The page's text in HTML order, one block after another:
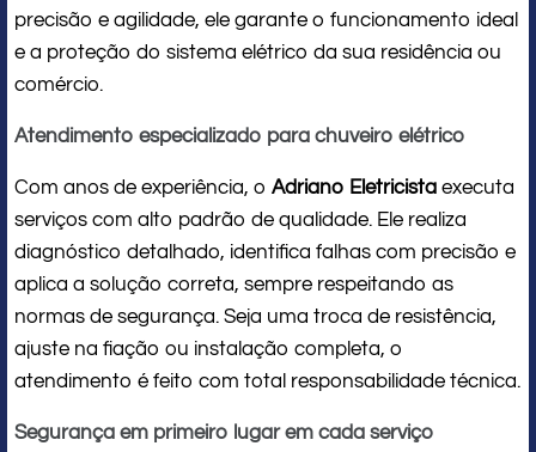
precisão e agilidade, ele garante o funcionamento ideal
e a proteção do sistema elétrico da sua residência ou
comércio.
Atendimento especializado para chuveiro elétrico
Com anos de experiência, o Adriano Eletricista executa
serviços com alto padrão de qualidade. Ele realiza
diagnóstico detalhado, identifica falhas com precisão e
aplica a solução correta, sempre respeitando as
normas de segurança. Seja uma troca de resistência,
ajuste na fiação ou instalação completa, o
atendimento é feito com total responsabilidade técnica.
Segurança em primeiro lugar em cada serviço